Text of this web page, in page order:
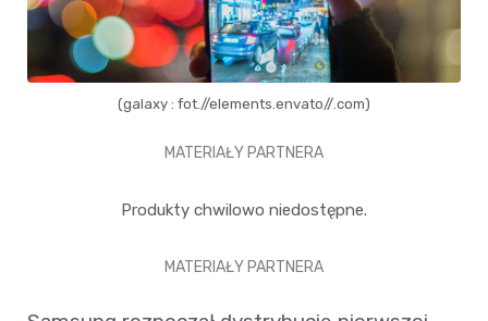
(galaxy : fot.//elements.envato//.com)
MATERIAŁY PARTNERA
Produkty chwilowo niedostępne.
MATERIAŁY PARTNERA